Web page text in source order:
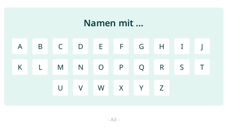
Namen mit ...
A B C D E F G H I J
K L M N O P Q R S T
U V W X Y Z